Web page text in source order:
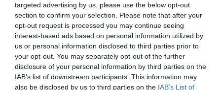
targeted advertising by us, please use the below opt-out
section to confirm your selection. Please note that after your
opt-out request is processed you may continue seeing
interest-based ads based on personal information utilized by
us or personal information disclosed to third parties prior to
your opt-out. You may separately opt-out of the further
disclosure of your personal information by third parties on the
IAB’s list of downstream participants. This information may
also be disclosed by us to third parties on the IAB’s List of
működött... elősegítve a
modern emberek észak felé,
illetve a neandervölgyiek dél
felé irányuló szétszóródását